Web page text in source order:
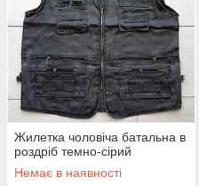
Жилетка чоловіча батальна в
роздріб темно-сірий
Немає в наявності